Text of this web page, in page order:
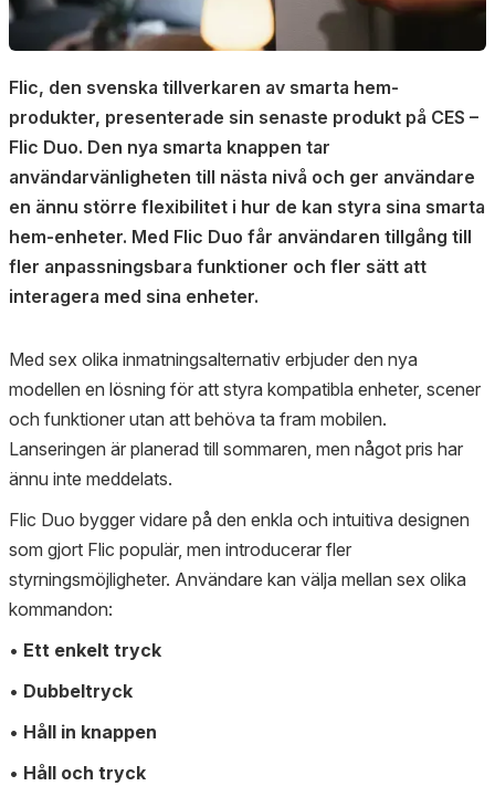
Flic, den svenska tillverkaren av smarta hem-
produkter, presenterade sin senaste produkt på CES –
Flic Duo. Den nya smarta knappen tar
användarvänligheten till nästa nivå och ger användare
en ännu större flexibilitet i hur de kan styra sina smarta
hem-enheter. Med Flic Duo får användaren tillgång till
fler anpassningsbara funktioner och fler sätt att
interagera med sina enheter.
Med sex olika inmatningsalternativ erbjuder den nya
modellen en lösning för att styra kompatibla enheter, scener
och funktioner utan att behöva ta fram mobilen.
Lanseringen är planerad till sommaren, men något pris har
ännu inte meddelats.
Flic Duo bygger vidare på den enkla och intuitiva designen
som gjort Flic populär, men introducerar fler
styrningsmöjligheter. Användare kan välja mellan sex olika
kommandon:
• Ett enkelt tryck
• Dubbeltryck
• Håll in knappen
• Håll och tryck